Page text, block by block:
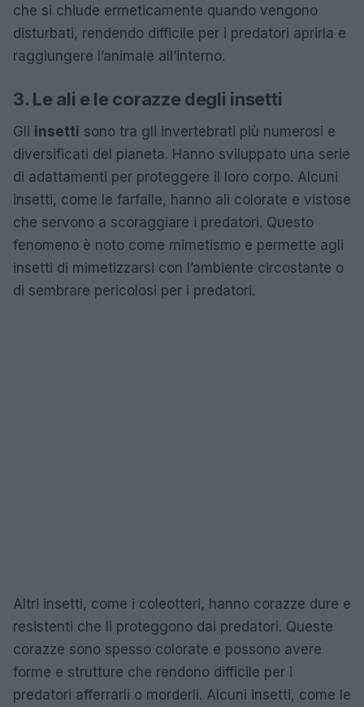
che si chiude ermeticamente quando vengono
disturbati, rendendo difficile per i predatori aprirla e
raggiungere l’animale all’interno.
3. Le ali e le corazze degli insetti
Gli insetti sono tra gli invertebrati più numerosi e
diversificati del pianeta. Hanno sviluppato una serie
di adattamenti per proteggere il loro corpo. Alcuni
insetti, come le farfalle, hanno ali colorate e vistose
che servono a scoraggiare i predatori. Questo
fenomeno è noto come mimetismo e permette agli
insetti di mimetizzarsi con l’ambiente circostante o
di sembrare pericolosi per i predatori.
Altri insetti, come i coleotteri, hanno corazze dure e
resistenti che li proteggono dai predatori. Queste
corazze sono spesso colorate e possono avere
forme e strutture che rendono difficile per i
predatori afferrarli o morderli. Alcuni insetti, come le